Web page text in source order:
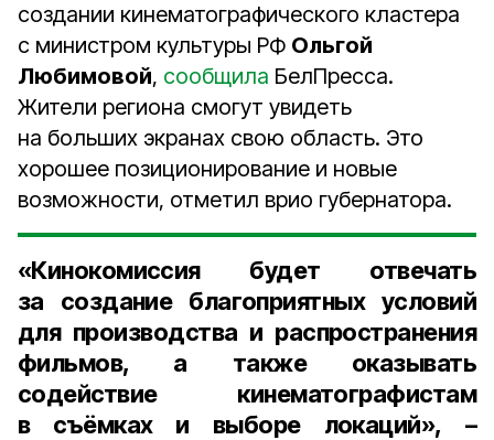
создании кинематографического кластера
с министром культуры РФ Ольгой
Любимовой, сообщила БелПресса.
Жители региона смогут увидеть
на больших экранах свою область. Это
хорошее позиционирование и новые
возможности, отметил врио губернатора.
«Кинокомиссия будет отвечать
за создание благоприятных условий
для производства и распространения
фильмов, а также оказывать
содействие кинематографистам
в съёмках и выборе локаций», –